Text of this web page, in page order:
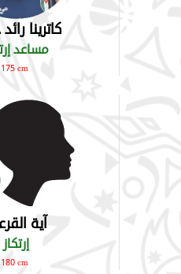
كاترينا
مساعد
175 cm
آية
إرتكاز
180 cm